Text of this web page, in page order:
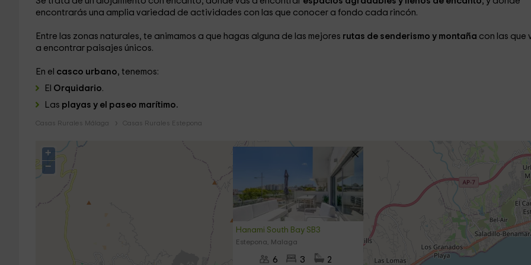
encontrarás una amplia variedad de actividades con las que conocer a fondo cada rincón.
Entre las zonas naturales, te animamos a que hagas alguna de las mejores rutas de senderismo y montaña con las que
a encontrar paisajes únicos.
En el casco urbano, tenemos:
El Orquidario.
Las playas y el paseo marítimo.
Casas Rurales Málaga Casas Rurales Estepona
Hanami South Bay SB3
Estepona, Malaga
6 3 2
+
−